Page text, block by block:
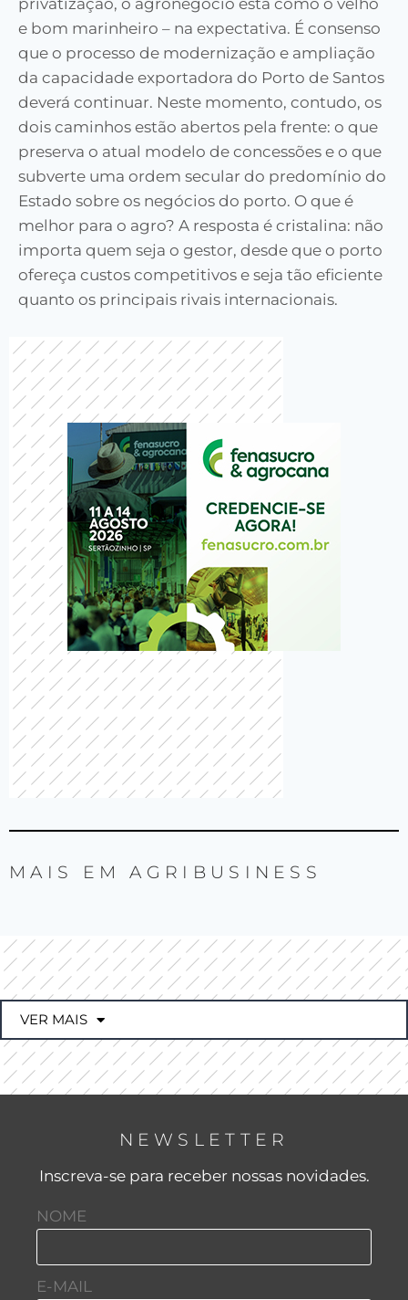
privatização, o agronegócio está como o velho
e bom marinheiro – na expectativa. É consenso
que o processo de modernização e ampliação
da capacidade exportadora do Porto de Santos
deverá continuar. Neste momento, contudo, os
dois caminhos estão abertos pela frente: o que
preserva o atual modelo de concessões e o que
subverte uma ordem secular do predomínio do
Estado sobre os negócios do porto. O que é
melhor para o agro? A resposta é cristalina: não
importa quem seja o gestor, desde que o porto
ofereça custos competitivos e seja tão eficiente
quanto os principais rivais internacionais.
MAIS EMAGRIBUSINESS
VER MAIS
NEWSLETTER
Inscreva-se para receber nossas novidades.
NOME
E-MAIL